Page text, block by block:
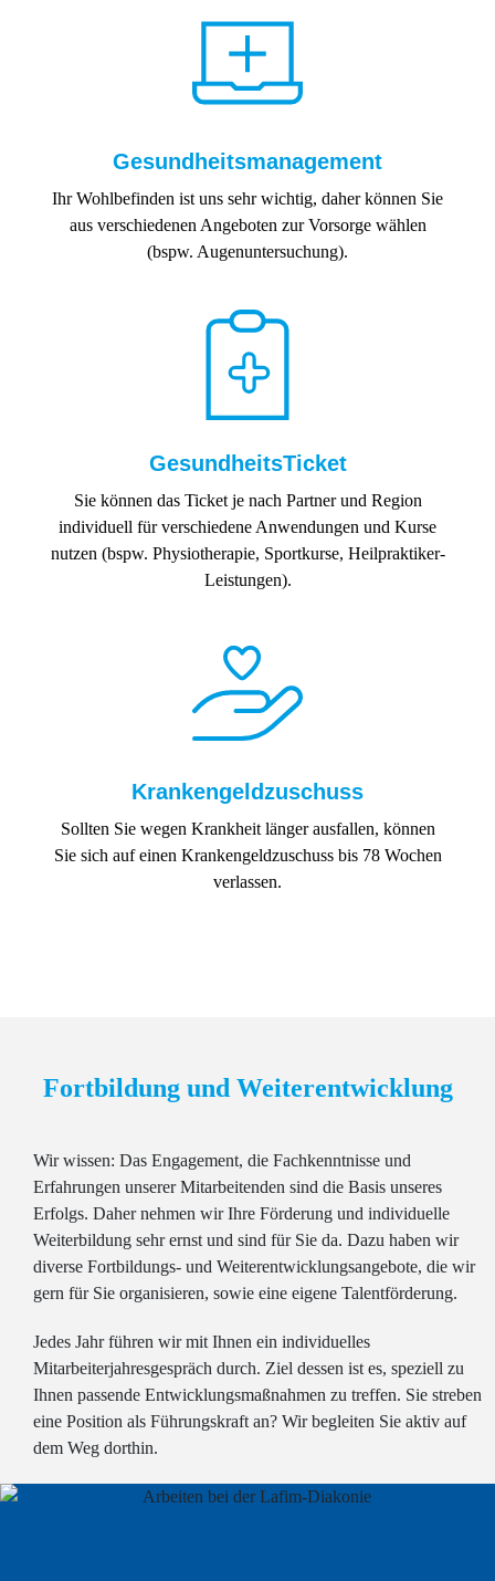
Gesundheitsmanagement
Ihr Wohlbefinden ist uns sehr wichtig, daher können Sie
aus verschiedenen Angeboten zur Vorsorge wählen
(bspw. Augenuntersuchung).
GesundheitsTicket
Sie können das Ticket je nach Partner und Region
individuell für verschiedene Anwendungen und Kurse
nutzen (bspw. Physiotherapie, Sportkurse, Heilpraktiker-
Leistungen).
Krankengeldzuschuss
Sollten Sie wegen Krankheit länger ausfallen, können
Sie sich auf einen Krankengeldzuschuss bis 78 Wochen
verlassen.
Fortbildung und Weiterentwicklung
Wir wissen: Das Engagement, die Fachkenntnisse und
Erfahrungen unserer Mitarbeitenden sind die Basis unseres
Erfolgs. Daher nehmen wir Ihre Förderung und individuelle
Weiterbildung sehr ernst und sind für Sie da. Dazu haben wir
diverse Fortbildungs- und Weiterentwicklungsangebote, die wir
gern für Sie organisieren, sowie eine eigene Talentförderung.
Jedes Jahr führen wir mit Ihnen ein individuelles
Mitarbeiterjahresgespräch durch. Ziel dessen ist es, speziell zu
Ihnen passende Entwicklungsmaßnahmen zu treffen. Sie streben
eine Position als Führungskraft an? Wir begleiten Sie aktiv auf
dem Weg dorthin.